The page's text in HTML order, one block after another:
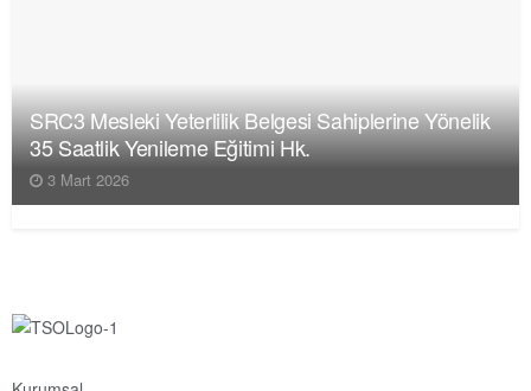
SRC3 Mesleki Yeterlilik Belgesi Sahiplerine Yönelik
35 Saatlik Yenileme Eğitimi Hk.
3 Mart 2026